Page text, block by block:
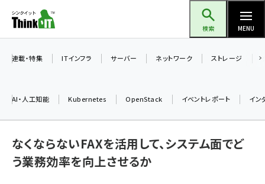
ン
ツ
検索 MENU
加藤銘のチーム貢献～仲間と築いた勝利の絆～ (2315)
連載・特集 ITインフラ サーバー ネットワーク ストレージ
AI・人工知能 Kubernetes OpenStack イベントレポート イン
なくならないFAXを活用して、システム面でど
う業務効率を向上させるか